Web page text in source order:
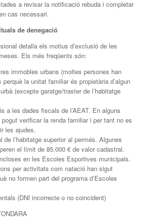
a revisar la notificació rebuda i completar
cas necessari.
de denegació
detalla els motius d’exclusió de les
Els més freqüents són:
immobles urbans (moltes persones han
la unitat familiar és propietària d’algun
(excepte garatge/traster de l’habitatge
a les dades fiscals de l’AEAT. En alguns
pogut verificar la renda familiar i per tant no es
les ajudes.
de l’habitatge superior al permés. Algunes
el límit de 85.000 € de valor cadastral.
en les Escoles Esportives municipals.
per activitats com natació han sigut
no formen part del programa d’Escoles
(DNI incorrecte o no coincident)